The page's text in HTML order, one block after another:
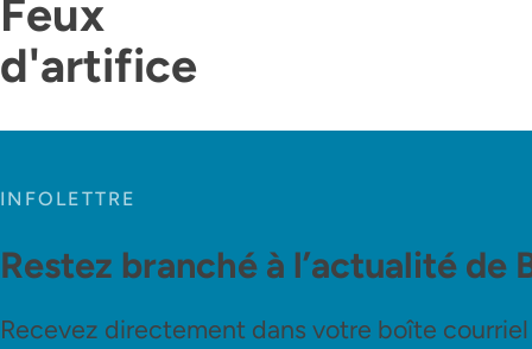
Feux
d'artifice
INFOLETTRE
Restez branché à l’actualité de
Recevez directement dans votre boîte